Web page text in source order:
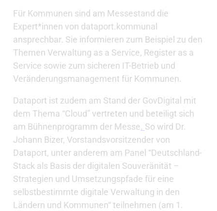
Für Kommunen sind am Messestand die
Expert*innen von dataport.kommunal
ansprechbar. Sie informieren zum Beispiel zu den
Themen Verwaltung as a Service, Register as a
Service sowie zum sicheren IT-Betrieb und
Veränderungsmanagement für Kommunen.
Dataport ist zudem am Stand der GovDigital mit
dem Thema “Cloud” vertreten und beteiligt sich
am Bühnenprogramm der Messe. So wird Dr.
Johann Bizer, Vorstandsvorsitzender von
Dataport, unter anderem am Panel “Deutschland-
Stack als Basis der digitalen Souveränität –
Strategien und Umsetzungspfade für eine
selbstbestimmte digitale Verwaltung in den
Ländern und Kommunen“ teilnehmen (am 1.